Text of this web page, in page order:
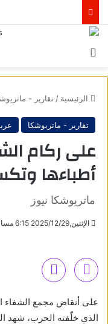
الرئيسية / تقارير -
تقارير - ماتريوشكا
على ركام
أطباءها
ماتريوشكا نيوز
الإثنين,2025/12/29 6:15 مساءً
على أنقاض مجمع الشفاء
الذي خلّفته الحرب، شهد